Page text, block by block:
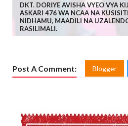
DKT. DORIYE AVISHA VYEO VYA
ASKARI 476 WA NCAA NA
NIDHAMU, MAADILI NA
RASILIMALI.
Post A Comment: Blogger